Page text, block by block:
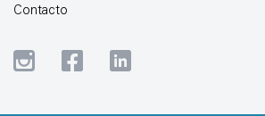
Contacto